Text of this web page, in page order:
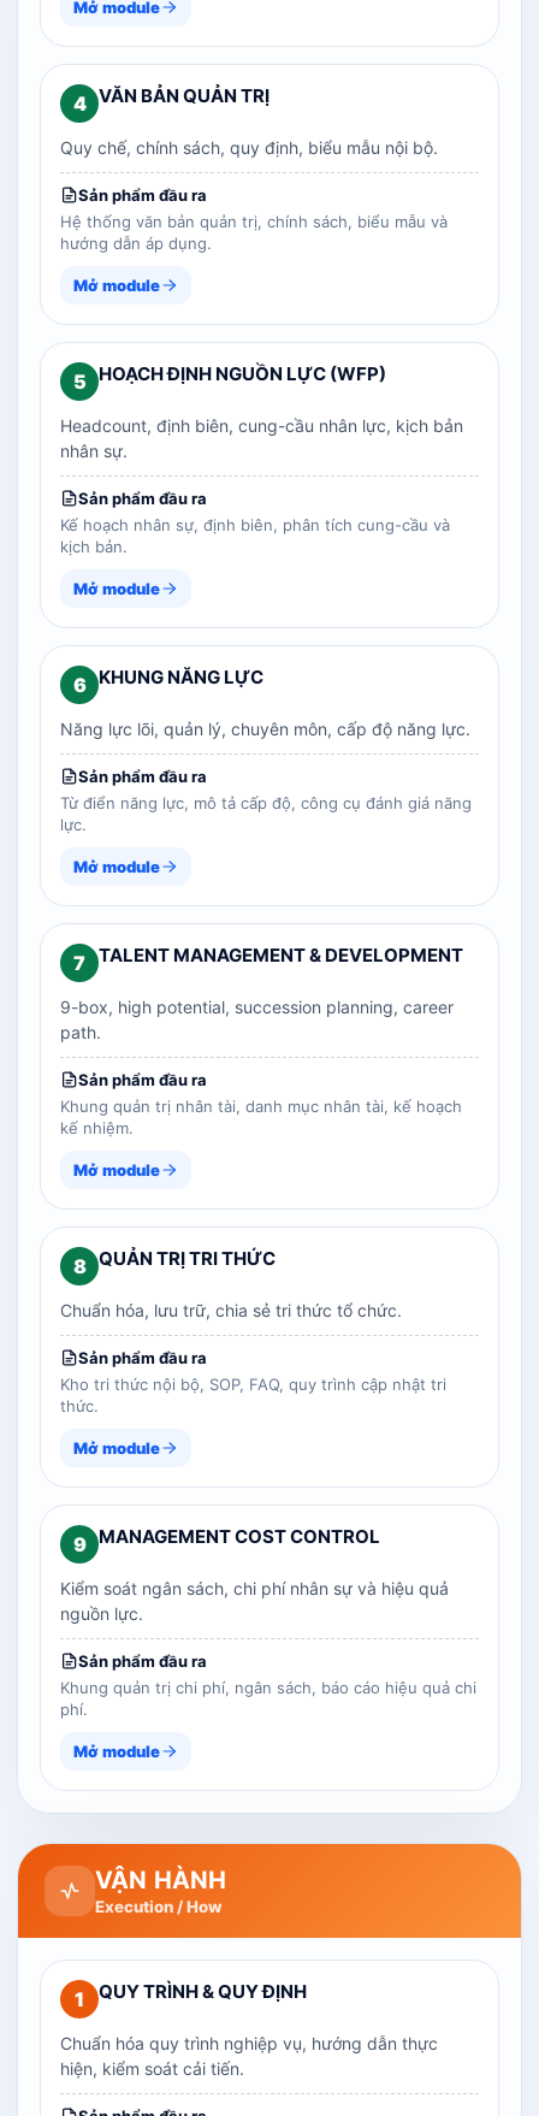
Mở module
4 VĂN BẢN QUẢN TRỊ
Quy chế, chính sách, quy định, biểu mẫu nội bộ.
Sản phẩm đầu ra
Hệ thống văn bản quản trị, chính sách, biểu mẫu và
hướng dẫn áp dụng.
Mở module
5 HOẠCH ĐỊNH NGUỒN LỰC (WFP)
Headcount, định biên, cung-cầu nhân lực, kịch bản
nhân sự.
Sản phẩm đầu ra
Kế hoạch nhân sự, định biên, phân tích cung-cầu và
kịch bản.
Mở module
6 KHUNG NĂNG LỰC
Năng lực lõi, quản lý, chuyên môn, cấp độ năng lực.
Sản phẩm đầu ra
Từ điển năng lực, mô tả cấp độ, công cụ đánh giá năng
lực.
Mở module
7 TALENT MANAGEMENT & DEVELOPMENT
9-box, high potential, succession planning, career
path.
Sản phẩm đầu ra
Khung quản trị nhân tài, danh mục nhân tài, kế hoạch
kế nhiệm.
Mở module
8 QUẢN TRỊ TRI THỨC
Chuẩn hóa, lưu trữ, chia sẻ tri thức tổ chức.
Sản phẩm đầu ra
Kho tri thức nội bộ, SOP, FAQ, quy trình cập nhật tri
thức.
Mở module
9 MANAGEMENT COST CONTROL
Kiểm soát ngân sách, chi phí nhân sự và hiệu quả
nguồn lực.
Sản phẩm đầu ra
Khung quản trị chi phí, ngân sách, báo cáo hiệu quả chi
phí.
Mở module
VẬN HÀNH
Execution / How
1 QUY TRÌNH & QUY ĐỊNH
Chuẩn hóa quy trình nghiệp vụ, hướng dẫn thực
hiện, kiểm soát cải tiến.